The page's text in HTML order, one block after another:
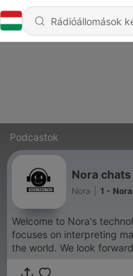
Podcastok
Nora
Nora 1 -
Welcome to Nora's
focuses on interpreting
the world. We look